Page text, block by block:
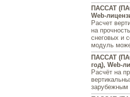
ПАССАТ
Web-
Расчет
на
снеговых и
модуль
ПАССАТ
год), Web-
Расчёт на
зарубежным